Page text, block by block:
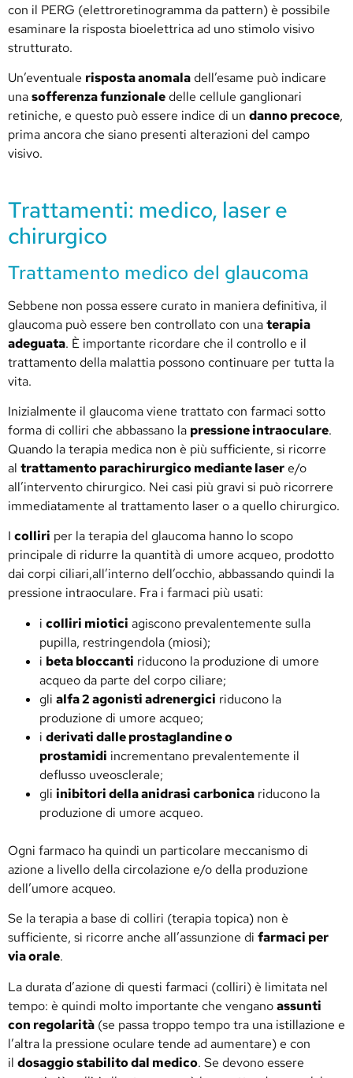
con il PERG (elettroretinogramma da pattern) è possibile
esaminare la risposta bioelettrica ad uno stimolo visivo
strutturato.
Un’eventuale risposta anomaladell’esame può indicare
unasofferenza funzionaledelle cellule ganglionari
retiniche, e questo può essere indice di un danno precoce,
prima ancora che siano presenti alterazioni del campo
visivo.
Trattamenti: medico, laser e
chirurgico
Trattamento medico del glaucoma
Sebbene non possa essere curato in maniera definitiva, il
glaucoma può essere ben controllato con unaterapia
adeguata. È importante ricordare che il controllo e il
trattamento della malattia possono continuare per tutta la
vita.
Inizialmente il glaucoma viene trattato con farmaci sotto
forma di colliri che abbassano la pressione intraoculare.
Quando la terapia medica non è più sufficiente, si ricorre
al trattamento parachirurgico mediante lasere/o
all’intervento chirurgico. Nei casi più gravi si può ricorrere
immediatamente al trattamento laser o a quello chirurgico.
I colliri per la terapia del glaucoma hanno lo scopo
principale di ridurre la quantità di umore acqueo, prodotto
dai corpi ciliari,all’interno dell’occhio, abbassando quindi la
pressione intraoculare. Fra i farmaci più usati:
i colliri miotici agiscono prevalentemente sulla
pupilla, restringendola (miosi);
i beta bloccanti riducono la produzione di umore
acqueo da parte del corpo ciliare;
gli alfa 2 agonisti adrenergici riducono la
produzione di umore acqueo;
i derivati dalle prostaglandine o
prostamidi incrementano prevalentemente il
deflusso uveosclerale;
gli inibitori della anidrasi carbonica riducono la
produzione di umore acqueo.
Ogni farmaco ha quindi un particolare meccanismo di
azione a livello della circolazione e/o della produzione
dell’umore acqueo.
Se la terapia a base di colliri (terapia topica) non è
sufficiente, si ricorre anche all’assunzione di farmaci per
via orale.
La durata d’azione di questi farmaci (colliri) è limitata nel
tempo: è quindi molto importante che venganoassunti
con regolarità (se passa troppo tempo tra una istillazione e
l’altra la pressione oculare tende ad aumentare) e con
il dosaggio stabilito dal medico. Se devono essere